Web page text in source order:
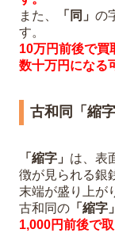
また、
「同」 の
す。
10万円前後で買
数十万円になる
古和同「縮字
「縮字」 は、表
徴が見られる銀
末端が盛り上が
古和同の 「縮字」
1,000円前後で